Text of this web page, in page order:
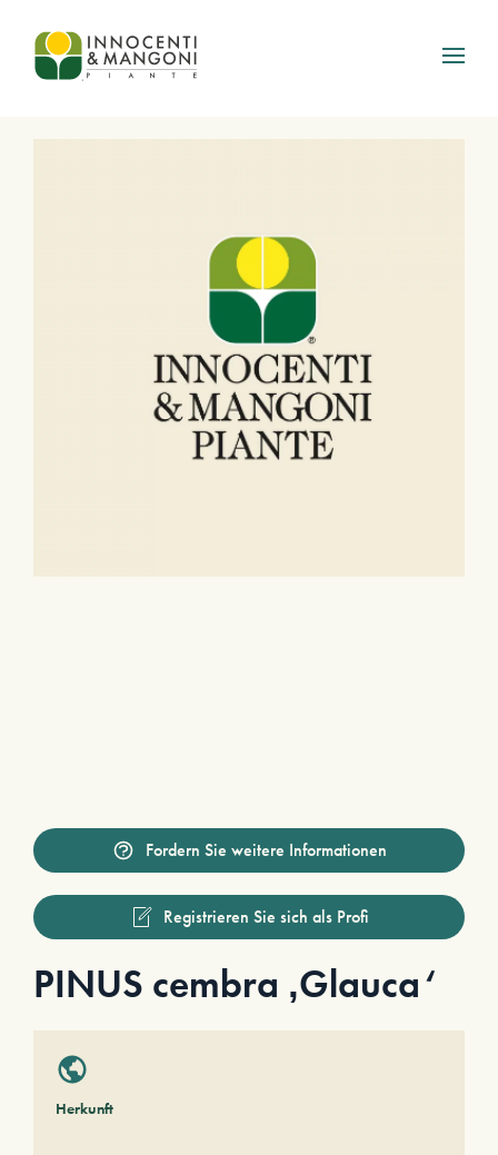
Skip to main content
Fordern Sie weitere Informationen
Registrieren Sie sich als Profi
PINUS cembra ‚Glauca‘
Herkunft